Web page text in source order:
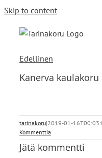
Skip to content
Edellinen
Kanerva kaulakoru
tarinakoru|2019-01-
Kommenttia
Jätä kommentti